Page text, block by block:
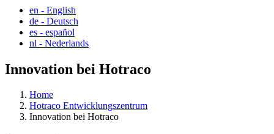
en - English
de - Deutsch
es - español
nl - Nederlands
Innovation bei Hotraco
Home
Hotraco Entwicklungszentrum
Innovation bei Hotraco